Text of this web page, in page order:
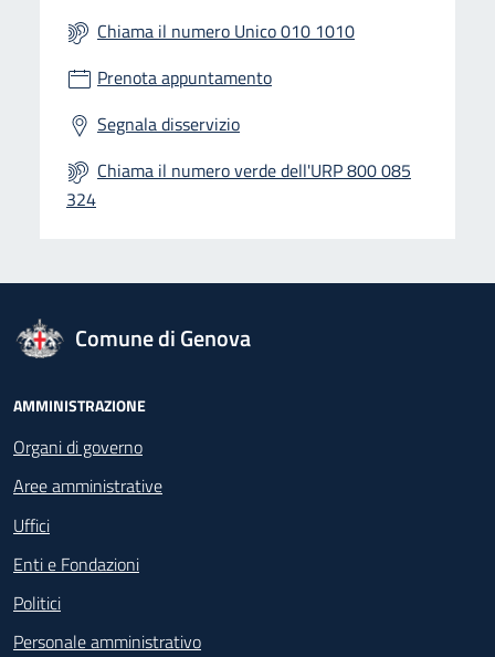
Chiama il numero Unico 010 1010
Prenota appuntamento
Segnala disservizio
Chiama il numero verde dell'URP 800 085
324
logo Unione Europea
Comune di Genova
Footer - Navigazione
AMMINISTRAZIONE
Organi di governo
Aree amministrative
Uffici
Enti e Fondazioni
Politici
Personale amministrativo